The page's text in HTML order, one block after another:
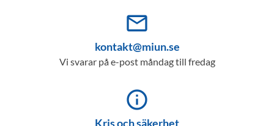
mail_outline
kontakt@miun.se
Vi svarar på e-post måndag till fredag
info_outline
Kris och säkerhet